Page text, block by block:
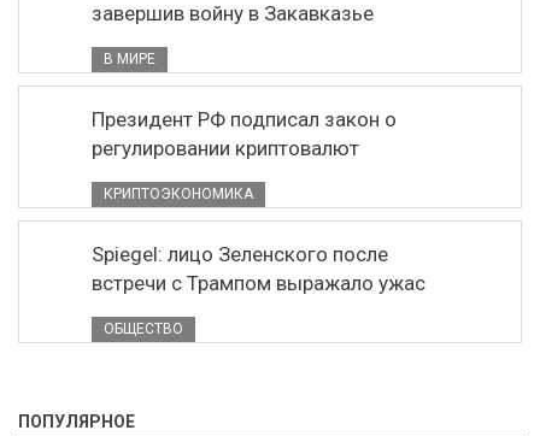
завершив войну в Закавказье
В МИРЕ
Президент РФ подписал закон о
регулировании криптовалют
КРИПТОЭКОНОМИКА
Spiegel: лицо Зеленского после
встречи с Трампом выражало ужас
ОБЩЕСТВО
ПОПУЛЯРНОЕ